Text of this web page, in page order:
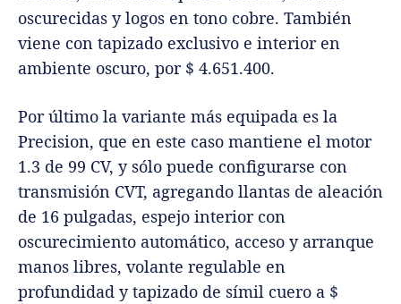
oscurecidas y logos en tono cobre. También
viene con tapizado exclusivo e interior en
ambiente oscuro, por $ 4.651.400.
Por último la variante más equipada es la
Precision, que en este caso mantiene el motor
1.3 de 99 CV, y sólo puede configurarse con
transmisión CVT, agregando llantas de aleación
de 16 pulgadas, espejo interior con
oscurecimiento automático, acceso y arranque
manos libres, volante regulable en
profundidad y tapizado de símil cuero a $